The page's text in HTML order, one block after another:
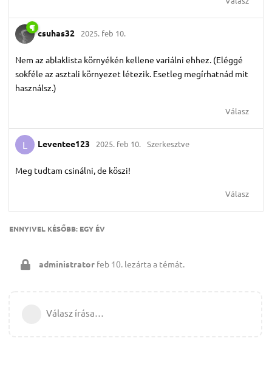
csuhas32 2025. feb 10.
Nem az ablaklista környékén kellene variálni ehhez. (Eléggé
sokféle az asztali környezet létezik. Esetleg megírhatnád mit
használsz.)
Válasz
L Leventee123 2025. feb 10. Szerkesztve
Meg tudtam csinálni, de köszi!
Válasz
ENNYIVEL KÉSŐBB: EGY ÉV
administrator feb 10. lezárta a témát.
Válasz írása…